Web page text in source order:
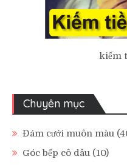
kiếm
Chuyên mục
Đám cưới muôn màu
Góc bếp cô dâu (10)